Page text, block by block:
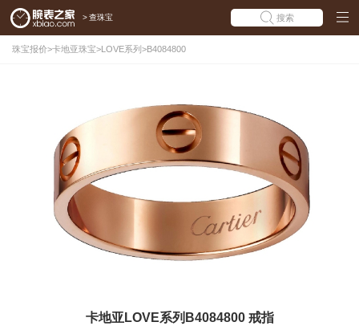
> 查珠宝 搜索
珠宝报价>卡地亚珠宝>LOVE系列 >B4084800
卡地亚LOVE系列B4084800 戒指